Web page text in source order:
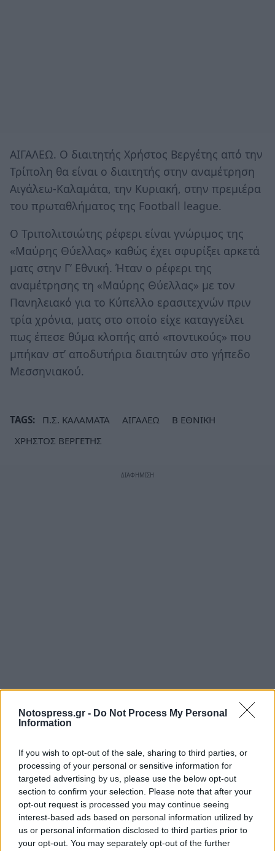
Notospress.gr - Do Not Process My Personal
Information
If you wish to opt-out of the sale, sharing to third parties, or
processing of your personal or sensitive information for
targeted advertising by us, please use the below opt-out
section to confirm your selection. Please note that after your
opt-out request is processed you may continue seeing
interest-based ads based on personal information utilized by
us or personal information disclosed to third parties prior to
your opt-out. You may separately opt-out of the further
ΑΙΓΑΛΕΩ. Ο διαιτητής Χρήστος Βεργέτης από την
Τρίπολη θα είναι ο διαιτητής στην αναμέτρηση
Αιγάλεω-Καλαμάτα, την Κυριακή, στην πρεμιέρα
του πρωταθλήματος της Football league.
Ο Τριπολιτσιώτης ρέφερι είναι γνώριμος της
«Μαύρης Θύελλας» καθώς έχει σφυρίξει αρκετά
ματς στην Γ’ Εθνική. Ήταν ο ρέφερι της
αναμέτρησης τη «Μαύρης Θύελλας» με τον
Πανηλειακό για το Κύπελλο ερασιτεχνών πριν
τρία χρόνια, ματς στο οποίο είχε καταγγείλει
πως έπεσε θύμα κλοπής από «ποντικούς» που
μπήκαν στ’ αποδυτήρια διαιτητών στο γήπεδο
Μεσσηνιακού.
TAGS: Π.Σ. ΚΑΛΑΜΑΤΑ ΑΙΓΑΛΕΩ
Β ΕΘΝΙΚΗ
ΧΡΗΣΤΟΣ ΒΕΡΓΕΤΗΣ